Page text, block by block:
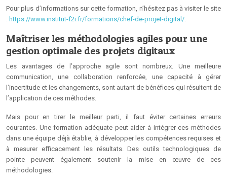
Pour plus d’informations sur cette formation, n’hésitez pas à visiter le site
: https://www.institut-f2i.fr/formations/chef-de-projet-digital/.
Maîtriser les méthodologies agiles pour une
gestion optimale des projets digitaux
Les avantages de l’approche agile sont nombreux. Une meilleure
communication, une collaboration renforcée, une capacité à gérer
l’incertitude et les changements, sont autant de bénéfices qui résultent de
l’application de ces méthodes.
Mais pour en tirer le meilleur parti, il faut éviter certaines erreurs
courantes. Une formation adéquate peut aider à intégrer ces méthodes
dans une équipe déjà établie, à développer les compétences requises et
à mesurer efficacement les résultats. Des outils technologiques de
pointe peuvent également soutenir la mise en œuvre de ces
méthodologies.